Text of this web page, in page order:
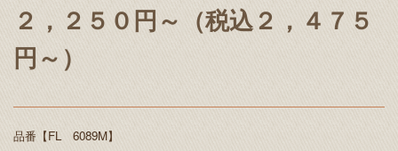
２，２５０円～（税込２，４７５
円～）
品番【FL 6089M】